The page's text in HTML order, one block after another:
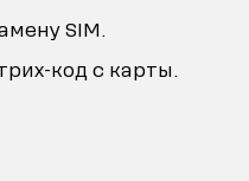
SIM.
код с карты.